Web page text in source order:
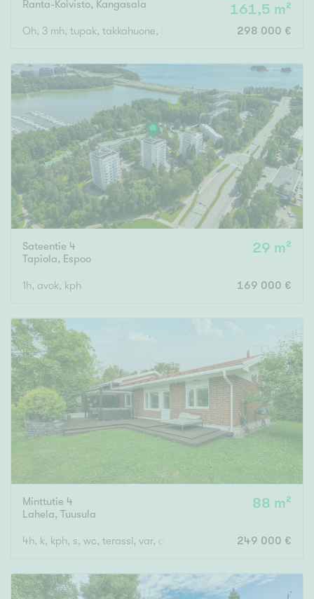
Ranta-Koivisto, Kangasala
161,5 m²
Oh, 3 mh, tupak, takkahuone, s, wcx2, mancave, varastox2
298 000 €
Sateentie 4
Tapiola, Espoo
29 m²
1h, avok, kph 169 000 €
Minttutie 4
Lahela, Tuusula
88 m²
4h, k, kph, s, wc, terassi, var, ak 249 000 €